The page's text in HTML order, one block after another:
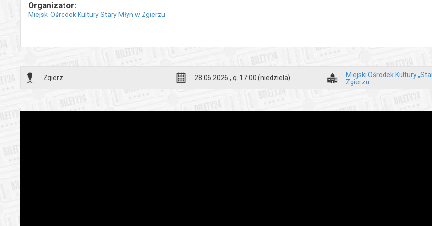
Organizator:
Miejski Ośrodek Kultury Stary Młyn w Zgierzu
Zgierz 28.06.2026 , g. 17:00 (niedziela)
Miejski Ośrodek Kultury
Zgierzu